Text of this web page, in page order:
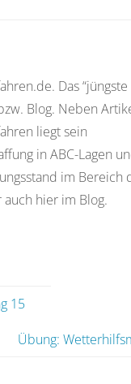
Das “jüngste
Blog. Neben
liegt sein
in ABC-Lagen
im Bereich
hier im Blog.
15
Übung: